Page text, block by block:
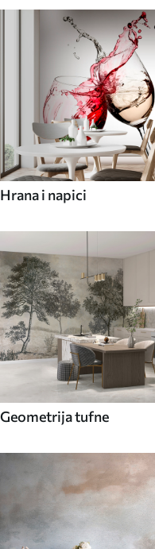
Hrana i napici
Geometrija tufne